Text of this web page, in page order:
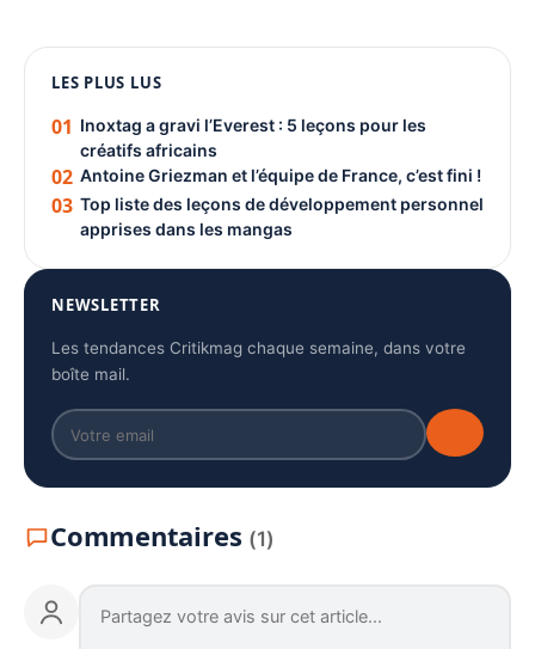
PUBLICITÉ
LES PLUS LUS
01 Inoxtag a gravi l’Everest : 5 leçons pour les
créatifs africains
02 Antoine Griezman et l’équipe de France, c’est fini !
03 Top liste des leçons de développement personnel
apprises dans les mangas
NEWSLETTER
Les tendances Critikmag chaque semaine, dans votre
boîte mail.
Commentaires (1)